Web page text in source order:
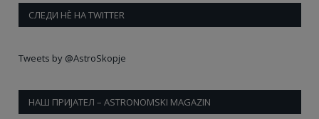
СЛЕДИ НÈ НА TWITTER
Tweets by @AstroSkopje
НАШ ПРИЈАТЕЛ – ASTRONOMSKI MAGAZIN